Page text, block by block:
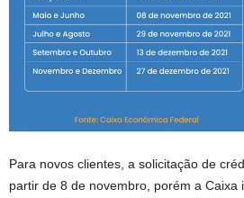
Para novos clientes, a solicitação de
partir de 8 de novembro, porém a Caixa